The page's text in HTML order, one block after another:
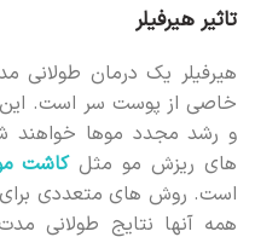
تاثیر هیرفیلر
هیرفیلر یک درمان طولانی
خاصی از پوست سر است. این
و رشد مجدد موها خواهند
های ریزش مو مثلکاشت
است. روش های متعددی برای
همه آنها نتایج طولانی